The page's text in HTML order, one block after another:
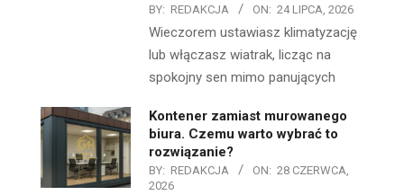
BY: REDAKCJA ON: 24 LIPCA, 2026
Wieczorem ustawiasz klimatyzację
lub włączasz wiatrak, licząc na
spokojny sen mimo panujących
Kontener zamiast murowanego
biura. Czemu warto wybrać to
rozwiązanie?
BY: REDAKCJA ON: 28 CZERWCA,
2026